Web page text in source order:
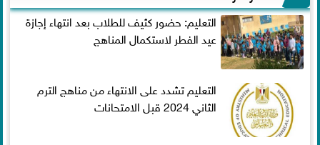
التعليم: حضور كثيف للطلاب بعد انتهاء إجازة
عيد الفطر لاستكمال المناهج
التعليم تشدد على الانتهاء من مناهج الترم
الثاني 2024 قبل الامتحانات